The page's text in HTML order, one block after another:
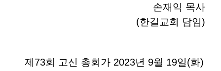
손재익 목사
(한길교회 담임)
제73회 고신 총회가 2023년 9월 19일(화)